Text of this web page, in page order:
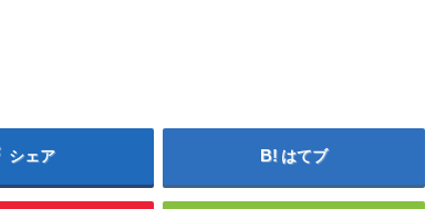
シェア はてブ